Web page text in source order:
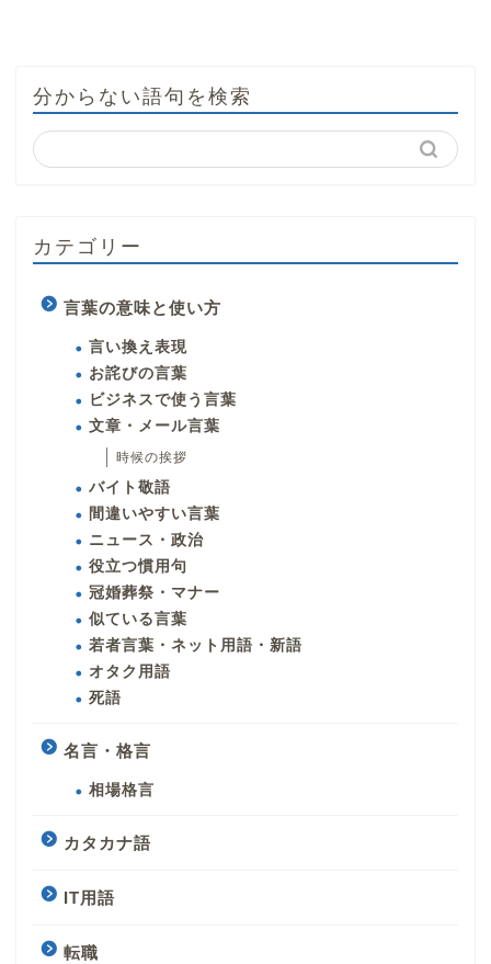
分からない語句を検索
カテゴリー
言葉の意味と使い方
言い換え表現
お詫びの言葉
ビジネスで使う言葉
文章・メール言葉
時候の挨拶
バイト敬語
間違いやすい言葉
ニュース・政治
役立つ慣用句
冠婚葬祭・マナー
似ている言葉
若者言葉・ネット用語・新語
オタク用語
死語
名言・格言
相場格言
カタカナ語
IT用語
転職